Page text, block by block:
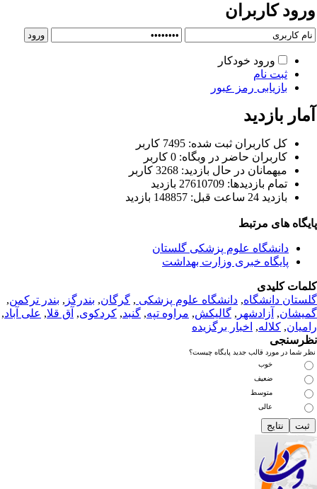
کاربران
ورود خودکار
ثبت نام
بازیابی رمز عبور
بازدید
كل کاربران ثبت شده: 7495 کاربر
کاربران حاضر در وبگاه: 0 کاربر
ميهمانان در حال بازديد: 3268 کاربر
تمام بازديد‌ها: 27610709 بازدید
بازديد 24 ساعت قبل: 148857 بازدید
های مرتبط
دانشگاه علوم پزشکی گلستان
پایگاه خبری وزارت بهداشت
کلیدی
دانشگاه,دانشگاه علوم پزشکی , گرگان,بندرگز, بندر ترکمن,
,آزادشهر, گالیکش, مراوه تپه,گنبد,کردکوی,آق قلا,علی آباد,
,کلاله,اخبار برگزیده
شما در مورد قالب جدید پایگاه چیست؟
خوب
ضعیف
متوسط
عالی